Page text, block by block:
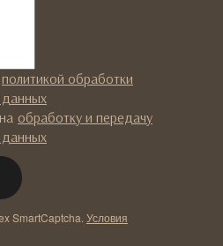
политикой обработки
данных
обработку и передачу
данных
SmartCaptcha. Условия